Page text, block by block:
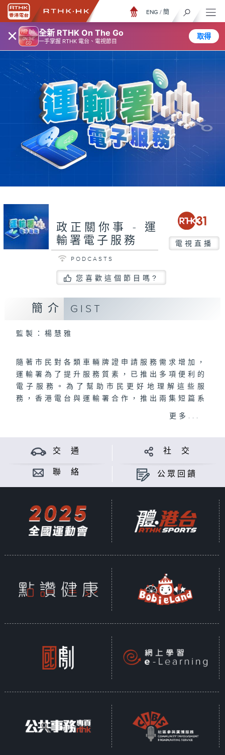
× 全新 RTHK On The Go
一手掌握 RTHK 電台、電視節目
取得
ENG / 簡
政正關你事 - 運
輸署電子服務
電視直播
PODCASTS
您喜歡這個節目嗎?
簡介 GIST
監製：楊慧雅
隨著市民對各類車輛牌證申請服務需求增加，
運輸署為了提升服務質素，已推出多項便利的
電子服務。為了幫助市民更好地理解這些服
務，香港電台與運輸署合作，推出兩集短篇系
駕駛許可證申領，讓市民更清晰地了解如何使
用這些服務，提升申請效率，並享受更順暢的
體驗。
更多...
交 通 社 交
聯 絡 公眾回饋